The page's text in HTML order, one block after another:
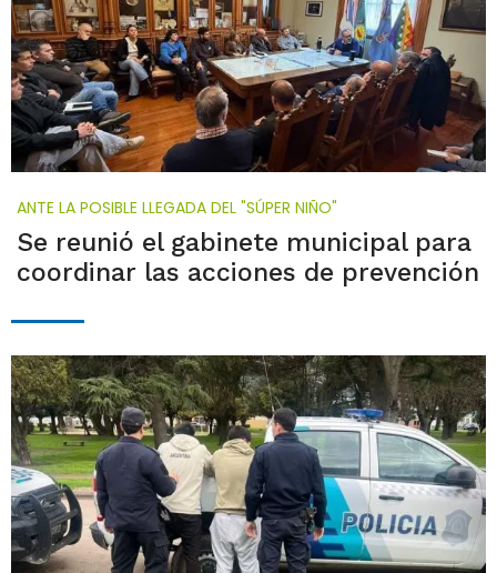
ANTE LA POSIBLE LLEGADA DEL "SÚPER NIÑO"
Se reunió el gabinete municipal para
coordinar las acciones de prevención